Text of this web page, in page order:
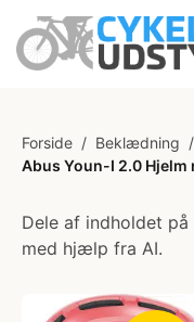
Forside / Beklædning /
Abus Youn-I 2.0 Hjelm
Dele af indholdet
med hjælp fra AI.